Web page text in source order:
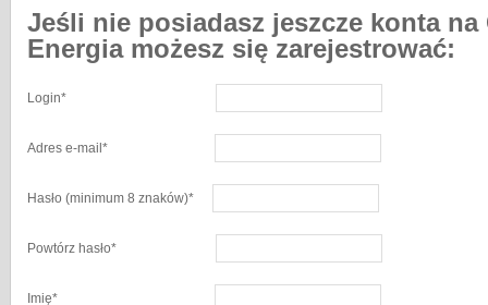
Jeśli nie posiadasz jeszcze konta na
Energia możesz się zarejestrować:
Login*
Adres e-mail *
Hasło (minimum 8 znaków)*
Powtórz hasło*
Imię*